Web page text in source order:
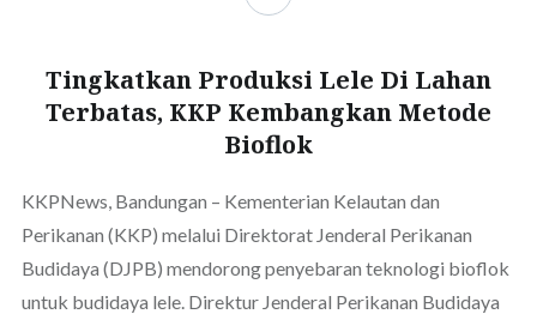
Tingkatkan Produksi Lele Di Lahan
Terbatas, KKP Kembangkan Metode
Bioflok
KKPNews, Bandungan – Kementerian Kelautan dan
Perikanan (KKP) melalui Direktorat Jenderal Perikanan
Budidaya (DJPB) mendorong penyebaran teknologi bioflok
untuk budidaya lele. Direktur Jenderal Perikanan Budidaya